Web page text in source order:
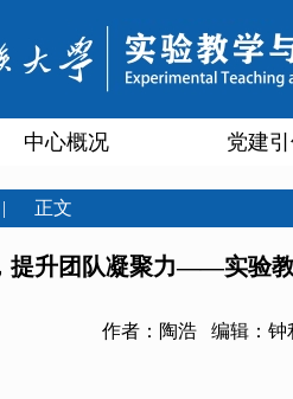
中心概况 党建
| 正文
提升团队凝聚力——实验
作者：陶浩 编辑：